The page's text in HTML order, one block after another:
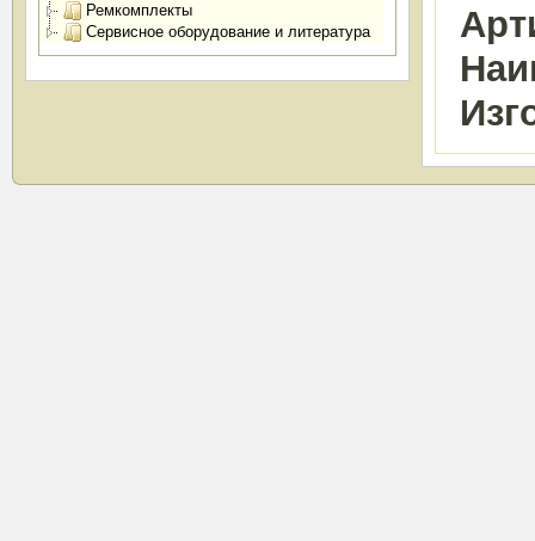
Ремкомплекты
Сервисное оборудование и литература